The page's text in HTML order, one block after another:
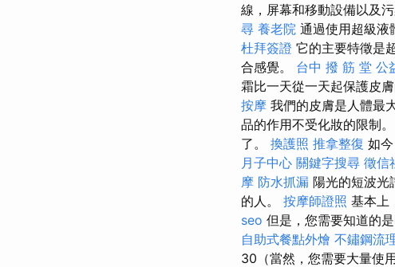
線，屏幕和移動設備以及污
尋 養老院 通過使用超級液
杜拜簽證 它的主要特徵是
合感覺。 台中 撥 筋 堂 公
霜比一天從一天起保護皮
按摩 我們的皮膚是人體最
品的作用不受化妝的限制。
了。 換護照 推拿整復 如
月子中心 關鍵字搜尋 徵信
摩 防水抓漏 陽光的短波光
的人。 按摩師證照 基本上
seo 但是，您需要知道的
自助式餐點外燴 不鏽鋼流
30（當然，您需要大量使